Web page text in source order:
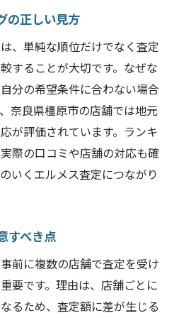
の正しい見方
、単純な順位だけでなく査定
することが大切です。なぜな
分の希望条件に合わない場合
奈良県橿原市の店舗では地元
が評価されています。ランキ
際の口コミや店舗の対応も確
いくエルメス査定につながり
すべき点
前に複数の店舗で査定を受け
要です。理由は、店舗ごとに
るため、査定額に差が生じる